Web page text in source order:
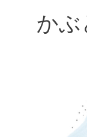
かぶ